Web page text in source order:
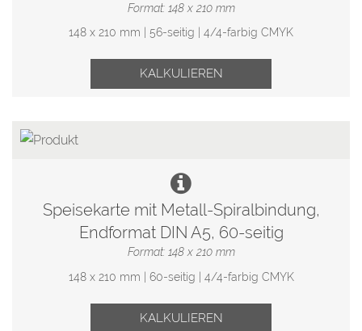
Format: 148 x 210 mm
148 x 210 mm | 56-seitig | 4/4-farbig CMYK
KALKULIEREN
Speisekarte mit Metall-Spiralbindung,
Endformat DIN A5, 60-seitig
Format: 148 x 210 mm
148 x 210 mm | 60-seitig | 4/4-farbig CMYK
KALKULIEREN